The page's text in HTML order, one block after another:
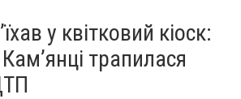
у квітковий кіоск:
трапилася